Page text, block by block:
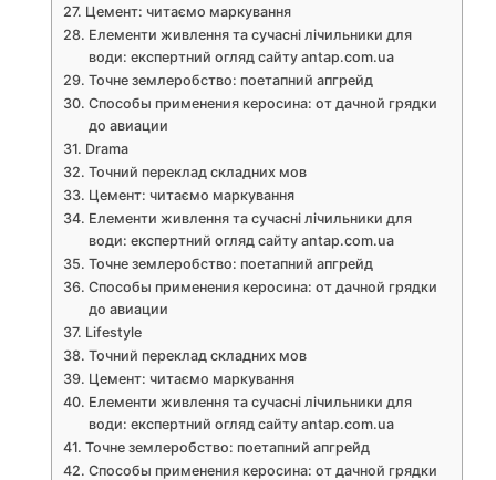
Цемент: читаємо маркування
Елементи живлення та сучасні лічильники для
води: експертний огляд сайту antap.com.ua
Точне землеробство: поетапний апгрейд
Способы применения керосина: от дачной грядки
до авиации
Drama
Точний переклад складних мов
Цемент: читаємо маркування
Елементи живлення та сучасні лічильники для
води: експертний огляд сайту antap.com.ua
Точне землеробство: поетапний апгрейд
Способы применения керосина: от дачной грядки
до авиации
Lifestyle
Точний переклад складних мов
Цемент: читаємо маркування
Елементи живлення та сучасні лічильники для
води: експертний огляд сайту antap.com.ua
Точне землеробство: поетапний апгрейд
Способы применения керосина: от дачной грядки